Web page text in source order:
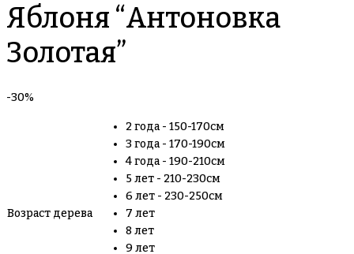
Яблоня “Антоновка
Золотая”
-30%
Возраст дерева
2 года - 150-170см
3 года - 170-190см
4 года - 190-210см
5 лет - 210-230см
6 лет - 230-250см
7 лет
8 лет
9 лет